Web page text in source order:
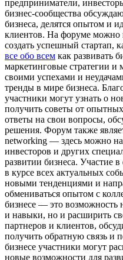
предприниматели,
бизнес-сообщества
бизнеса, делятся опытом и
клиентов. На форуме можно
создать успешный стартап,
все обо всем как развивать
маркетинговые стратегии и
своими успехами и
тренды в мире бизнеса.
участники могут узнать о
получить советы от
ответы на свои вопросы,
решения. Форум также
networking — здесь можно
инвесторов и других
развитии бизнеса. Участие
в курсе всех актуальных
новыми тенденциями и
обмениваться опытом с
бизнесе — это возможность
и навыки, но и расширить
партнеров и клиентов,
получить обратную связь и
бизнесе участники могут
новые возможности для